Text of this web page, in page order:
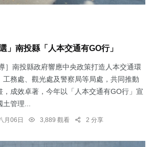
」南投縣「人本交通有GO行」
］南投縣政府響應中央政策打造人本交通環
務處、觀光處及警察局等局處，共同推動
，成效卓著，今年以「人本交通有GO行」宣
管理...
月06日 3,889 觀看 2 分享